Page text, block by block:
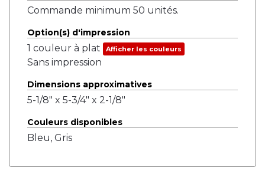
Commande minimum 50 unités.
Option(s) d'impression
1 couleur à plat Afficher les couleurs
Sans impression
Dimensions approximatives
5-1/8" x 5-3/4" x 2-1/8"
Couleurs disponibles
Bleu, Gris